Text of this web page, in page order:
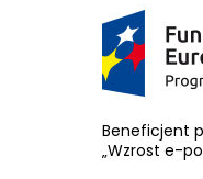
Beneficjent
„Wzrost e-